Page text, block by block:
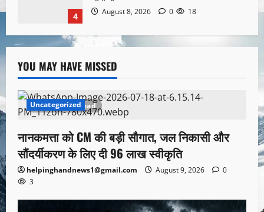
4 August 8, 2026 0 18
YOU MAY HAVE MISSED
1 minute read
Uncategorized
नानकमत्ता को CM की बड़ी सौगात, जल निकासी और
सौंदर्यीकरण के लिए दी 96 लाख स्वीकृति
helpinghandnews1@gmail.com August 9, 2026
0
3